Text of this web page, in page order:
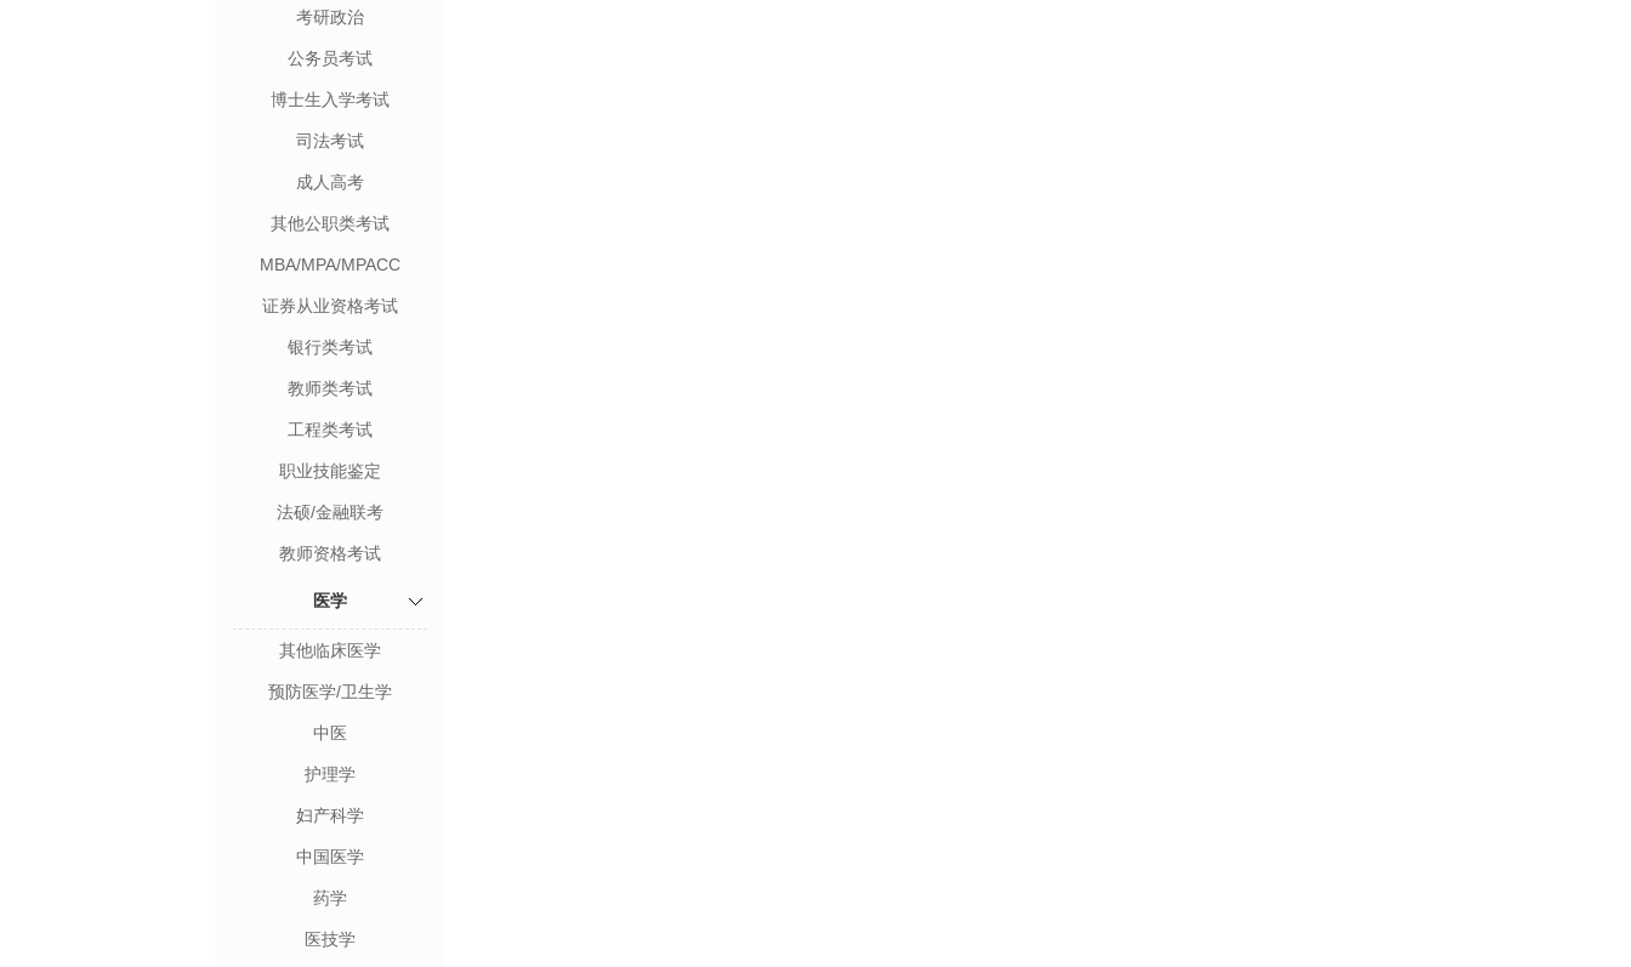
考研政治
公务员考试
博士生入学考试
司法考试
成人高考
其他公职类考试
MBA/MPA/MPACC
证券从业资格考试
银行类考试
教师类考试
工程类考试
职业技能鉴定
法硕/金融联考
教师资格考试
医学
其他临床医学
预防医学/卫生学
中医
护理学
妇产科学
中国医学
药学
医技学